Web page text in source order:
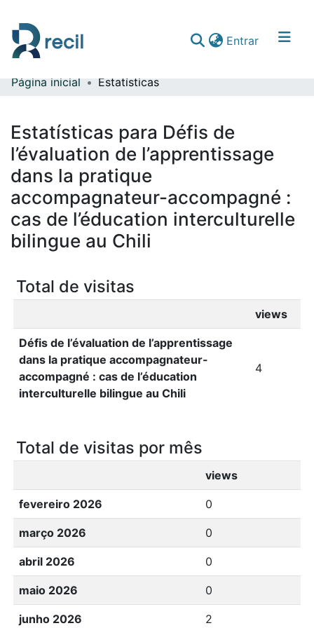
Entrar(current)
Comunidades & Coleções
Página inicial Estatísticas
Estatísticas para Défis de
l’évaluation de l’apprentissage
dans la pratique
accompagnateur-accompagné :
cas de l’éducation interculturelle
bilingue au Chili
Total de visitas
views
Défis de l’évaluation de l’apprentissage
dans la pratique accompagnateur-
accompagné : cas de l’éducation
interculturelle bilingue au Chili
4
Total de visitas por mês
views
fevereiro 2026 0
março 2026 0
abril 2026 0
maio 2026 0
junho 2026 2